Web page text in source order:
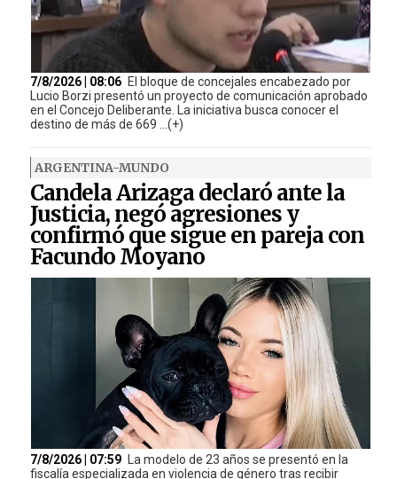
7/8/2026 | 08:06 El bloque de concejales encabezado por
Lucio Borzi presentó un proyecto de comunicación aprobado
en el Concejo Deliberante. La iniciativa busca conocer el
destino de más de 669 ...(+)
ARGENTINA-MUNDO
Candela Arizaga declaró ante la
Justicia, negó agresiones y
confirmó que sigue en pareja con
Facundo Moyano
7/8/2026 | 07:59
La modelo de 23 años se presentó en la
fiscalía especializada en violencia de género tras recibir